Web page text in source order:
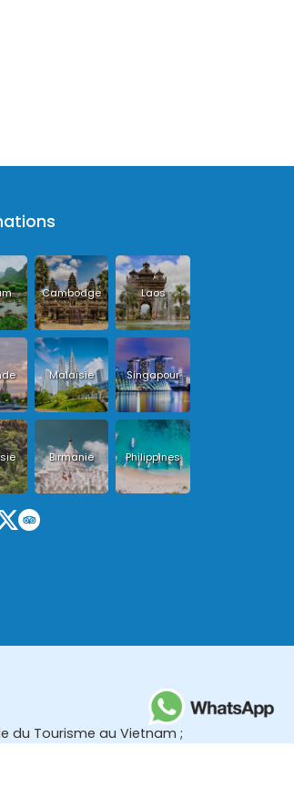
Cambodge Laos
Malaisie Singapour
Birmanie Philippines
du Tourisme au Vietnam ;